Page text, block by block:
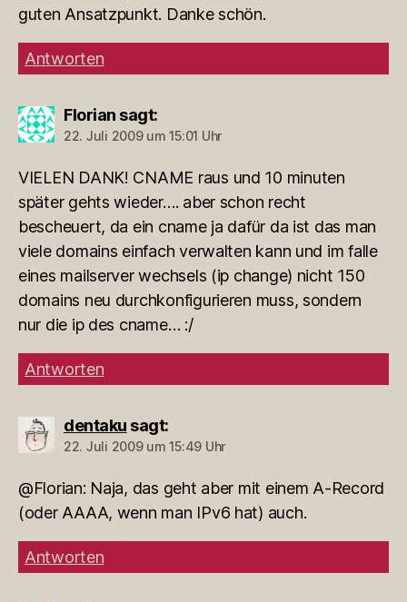
guten Ansatzpunkt. Danke schön.
Antworten
Florian sagt:
22. Juli 2009 um 15:01 Uhr
VIELEN DANK! CNAME raus und 10 minuten
später gehts wieder…. aber schon recht
bescheuert, da ein cname ja dafür da ist das man
viele domains einfach verwalten kann und im falle
eines mailserver wechsels (ip change) nicht 150
domains neu durchkonfigurieren muss, sondern
nur die ip des cname… :/
Antworten
dentaku sagt:
22. Juli 2009 um 15:49 Uhr
@Florian: Naja, das geht aber mit einem A-Record
(oder AAAA, wenn man IPv6 hat) auch.
Antworten